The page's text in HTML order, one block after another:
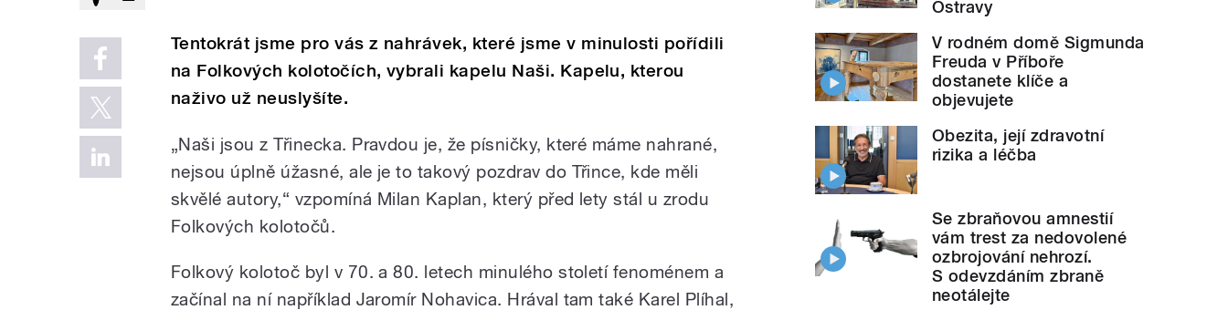
Tentokrát jsme pro vás z nahrávek, které jsme v minulosti pořídili
na Folkových kolotočích, vybrali kapelu Naši. Kapelu, kterou
naživo už neuslyšíte.
„Naši jsou z Třinecka. Pravdou je, že písničky, které máme nahrané,
nejsou úplně úžasné, ale je to takový pozdrav do Třince, kde měli
skvělé autory,“ vzpomíná Milan Kaplan, který před lety stál u zrodu
Folkových kolotočů.
Folkový kolotoč byl v 70. a 80. letech minulého století fenoménem a
začínal na ní například Jaromír Nohavica. Hrával tam také Karel Plíhal,
Ostravy
V rodném domě Sigmunda
Freuda v Příboře
dostanete klíče a
objevujete
Obezita, její zdravotní
rizika a léčba
Se zbraňovou amnestií
vám trest za nedovolené
ozbrojování nehrozí.
S odevzdáním zbraně
neotálejte